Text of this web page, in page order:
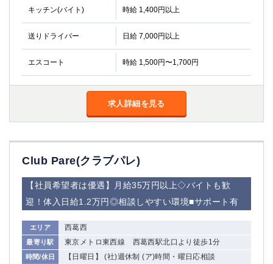
キッチン(バイト) 時給 1,400円以上
送りドライバー 日給 7,000円以上
エスコート 時給 1,500円〜1,700円
求人詳細を見る
Club Pare(クラブパレ)
【社員希望者は優遇】月給35万円以上◇バイトも歓
迎！体入日給1.2万円◎相談しやすい環境■サポート有
エリア 西葛西
最寄り駅 東京メトロ東西線 西葛西駅北口より徒歩1分
時間/休日 【日曜日】 (社)週休制 (ア)時間・曜日応相談